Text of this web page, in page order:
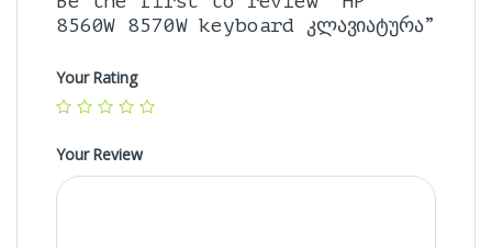
8560W 8570W keyboard კლავიატურა”
Your Rating
Your Review